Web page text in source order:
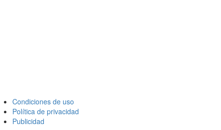
Condiciones de uso
Política de privacidad
Publicidad